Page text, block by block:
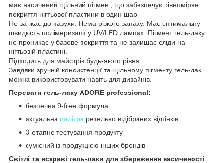
має насичений щільний пігмент, що забезпечує рівномірне
покриття нігтьової пластини в один шар.
Не затікає до пазухи. Нема різкого запаху. Має оптимальну
швидкість полімеризації у UV/LED лампах. Пігмент гель-лаку
не проникає у базове покриття та не залишає сліди на
нігтьовій пластині.
Підходить для майстрів будь-якого рівня.
Завдяки зручній консистенції та щільному пігменту гель-лак
можна використовувати навіть для дизайнів.
Переваги гель-лаку ADORE professional:
безпечна 9-free формула
актуальна палітра ретельно відібраних відтінків
3-етапне тестування продукту
сумісний із продукцією інших брендів
Світлі та яскраві гель-лаки для збереження насиченості